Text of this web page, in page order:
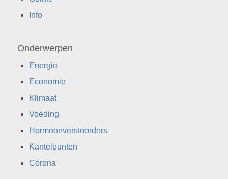
Info
Onderwerpen
Energie
Economie
Klimaat
Voeding
Hormoonverstoorders
Kantelpunten
Corona